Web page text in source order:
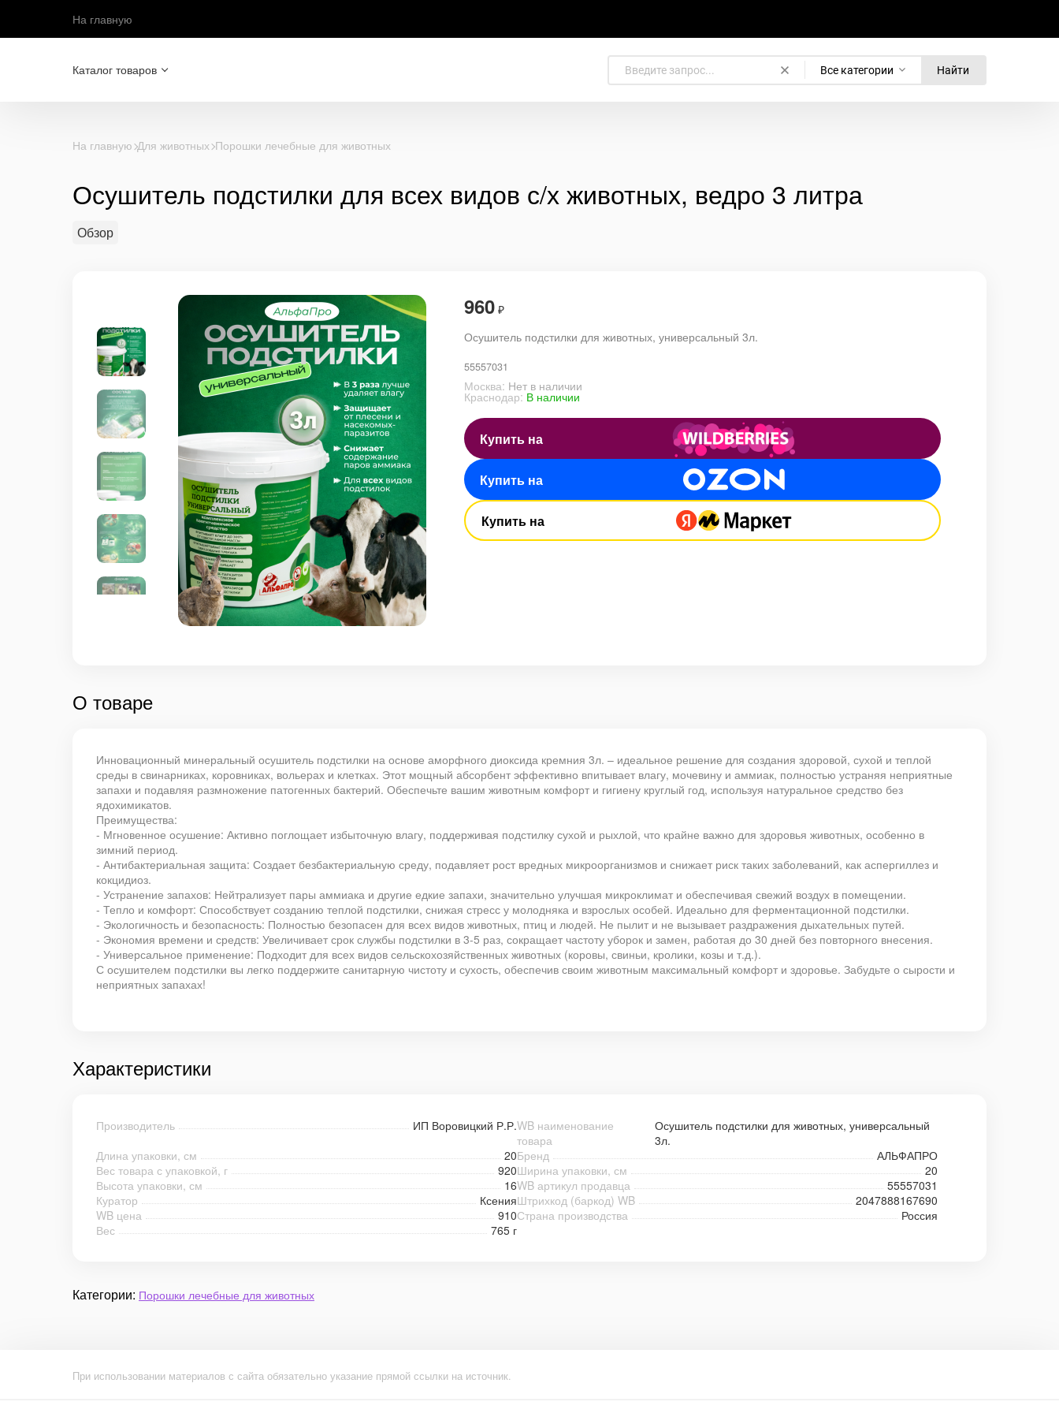
На главную
Каталог товаров Все категории Найти
На главную Для животных Порошки лечебные для животных
Осушитель подстилки для всех видов с/х животных, ведро 3 литра
Обзор
960 ₽
Осушитель подстилки для животных, универсальный 3л.
55557031
Москва: Нет в наличии
Краснодар: В наличии
Купить на
Купить на
Купить на
О товаре
Инновационный минеральный осушитель подстилки на основе аморфного диоксида кремния 3л. – идеальное решение для создания здоровой, сухой и теплой
среды в свинарниках, коровниках, вольерах и клетках. Этот мощный абсорбент эффективно впитывает влагу, мочевину и аммиак, полностью устраняя неприятные
запахи и подавляя размножение патогенных бактерий. Обеспечьте вашим животным комфорт и гигиену круглый год, используя натуральное средство без
ядохимикатов.
Преимущества:
- Мгновенное осушение: Активно поглощает избыточную влагу, поддерживая подстилку сухой и рыхлой, что крайне важно для здоровья животных, особенно в
зимний период.
- Антибактериальная защита: Создает безбактериальную среду, подавляет рост вредных микроорганизмов и снижает риск таких заболеваний, как аспергиллез и
кокцидиоз.
- Устранение запахов: Нейтрализует пары аммиака и другие едкие запахи, значительно улучшая микроклимат и обеспечивая свежий воздух в помещении.
- Тепло и комфорт: Способствует созданию теплой подстилки, снижая стресс у молодняка и взрослых особей. Идеально для ферментационной подстилки.
- Экологичность и безопасность: Полностью безопасен для всех видов животных, птиц и людей. Не пылит и не вызывает раздражения дыхательных путей.
- Экономия времени и средств: Увеличивает срок службы подстилки в 3-5 раз, сокращает частоту уборок и замен, работая до 30 дней без повторного внесения.
- Универсальное применение: Подходит для всех видов сельскохозяйственных животных (коровы, свиньи, кролики, козы и т.д.).
С осушителем подстилки вы легко поддержите санитарную чистоту и сухость, обеспечив своим животным максимальный комфорт и здоровье. Забудьте о сырости и
неприятных запахах!
Характеристики
Производитель ИП Воровицкий Р.Р.WB наименование
товара
Осушитель подстилки для животных, универсальный
3л.
Длина упаковки, см
20Бренд
АЛЬФАПРО
Вес товара с упаковкой, г
920Ширина упаковки, см
20
Высота упаковки, см
16WB артикул продавца
55557031
Куратор
КсенияШтрихкод (баркод) WB
2047888167690
WB цена
910Страна производства
Россия
Вес
765 г
Категории: Порошки лечебные для животных
При использовании материалов с сайта обязательно указание прямой ссылки на источник.